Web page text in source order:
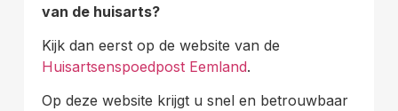
van de huisarts?
Kijk dan eerst op de website van de
Huisartsenspoedpost Eemland.
Op deze website krijgt u snel en betrouwbaar